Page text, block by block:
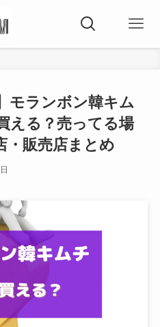
モランボン韓キム
える？売ってる場
・販売店まとめ